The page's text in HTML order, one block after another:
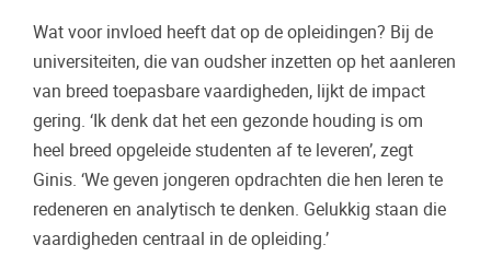
Wat voor invloed heeft dat op de opleidingen? Bij de
universiteiten, die van oudsher inzetten op het aanleren
van breed toepasbare vaardigheden, lijkt de impact
gering. ‘Ik denk dat het een gezonde houding is om
heel breed opgeleide studenten af te leveren’, zegt
Ginis. ‘We geven jongeren opdrachten die hen leren te
redeneren en analytisch te denken. Gelukkig staan die
vaardigheden centraal in de opleiding.’